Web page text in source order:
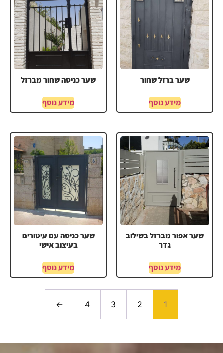
שער ברזל שחור
מידע נוסף
שער כניסה שחור מברזל
מידע נוסף
שער אפור מברזל בשילוב
גדר
מידע נוסף
שער כניסה עם עיטורים
בעיצוב אישי
מידע נוסף
1
2
3
4
←